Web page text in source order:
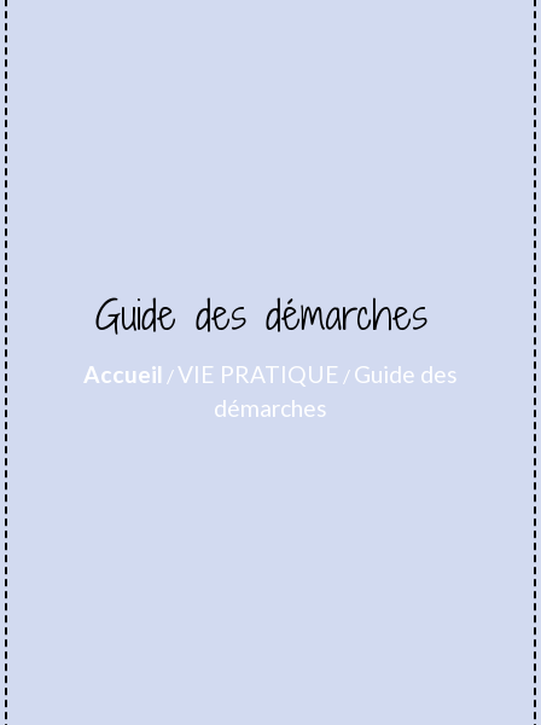
Guide des démarches
Accueil /VIE PRATIQUE / Guide des
démarches